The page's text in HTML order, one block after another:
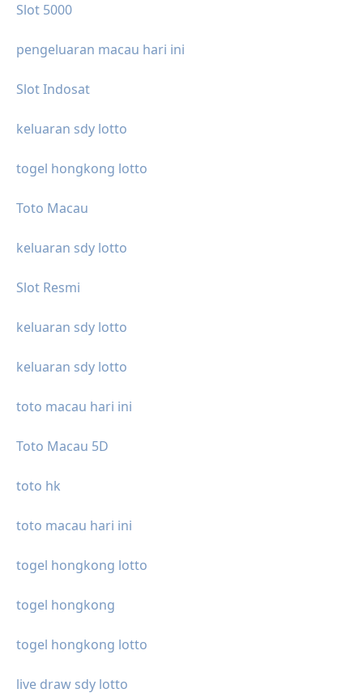
Slot 5000
pengeluaran macau hari ini
Slot Indosat
keluaran sdy lotto
togel hongkong lotto
Toto Macau
keluaran sdy lotto
Slot Resmi
keluaran sdy lotto
keluaran sdy lotto
toto macau hari ini
Toto Macau 5D
toto hk
toto macau hari ini
togel hongkong lotto
togel hongkong
togel hongkong lotto
live draw sdy lotto